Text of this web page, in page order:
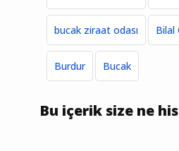
bucak ziraat odası Bilal
Burdur Bucak
Bu içerik size ne